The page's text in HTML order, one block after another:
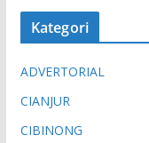
Kategori
ADVERTORIAL
CIANJUR
CIBINONG